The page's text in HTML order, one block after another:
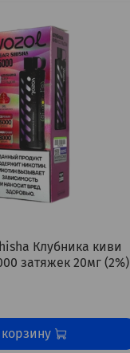
Клубника киви
затяжек 20мг (2%)